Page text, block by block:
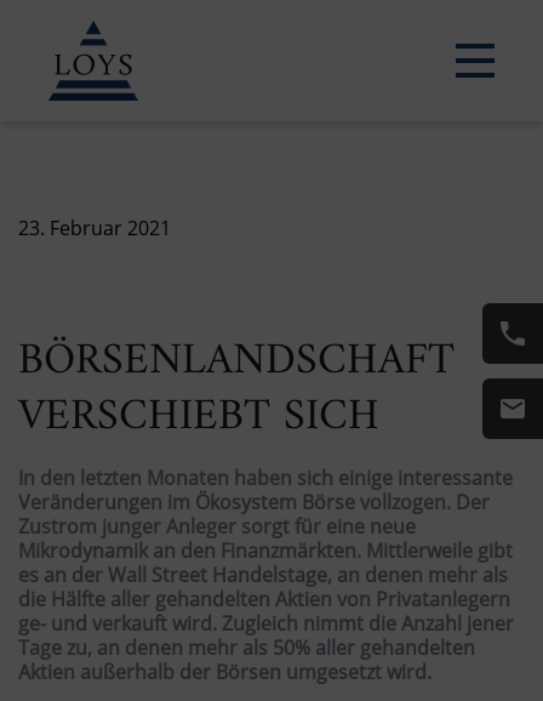
23. Februar 2021
BÖRSENLANDSCHAFT
VERSCHIEBT SICH
In den letzten Monaten haben sich einige interessante
Veränderungen im Ökosystem Börse vollzogen. Der
Zustrom junger Anleger sorgt für eine neue
Mikrodynamik an den Finanzmärkten. Mittlerweile gibt
es an der Wall Street Handelstage, an denen mehr als
die Hälfte aller gehandelten Aktien von Privatanlegern
ge- und verkauft wird. Zugleich nimmt die Anzahl jener
Tage zu, an denen mehr als 50% aller gehandelten
Aktien außerhalb der Börsen umgesetzt wird.